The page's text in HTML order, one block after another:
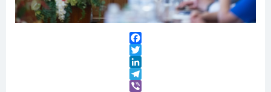
Facebook
Twitter
LinkedIn
Telegram